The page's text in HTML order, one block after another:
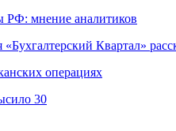
РФ: мнение аналитиков
Квартал»
операциях
30